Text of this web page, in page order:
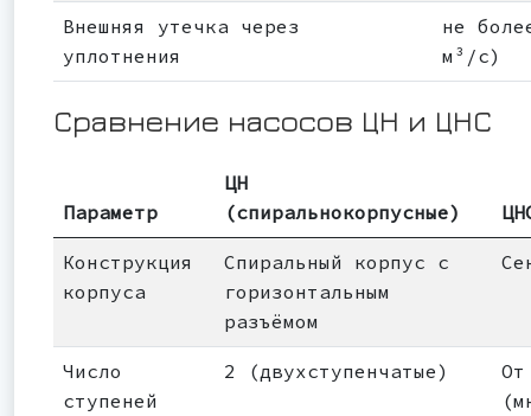
Внешняя утечка через
уплотнения
не
м³/с)
Сравнение насосов ЦН и ЦНС
Параметр
ЦН
(спиральнокорпусные)
Конструкция
корпуса
Спиральный корпус с
горизонтальным
разъёмом
Число
ступеней
2 (двухступенчатые)